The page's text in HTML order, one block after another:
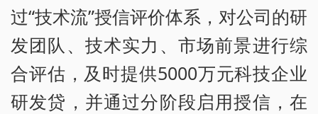
过“技术流”授信评价体系，对公司的研
发团队、技术实力、市场前景进行综
合评估，及时提供5000万元科技企业
研发贷，并通过分阶段启用授信，在